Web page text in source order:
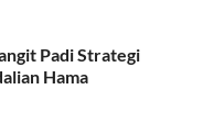
Padi Strategi
Hama